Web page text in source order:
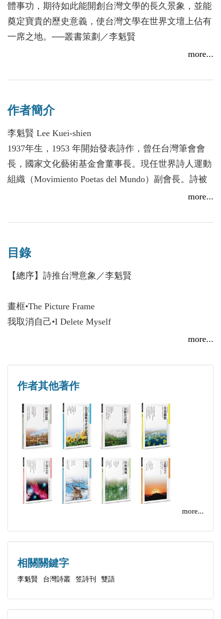
2018/01/12
來自海洋的祝福 國際詩人接力，以書寫為台灣喝采
狂賀！詩人李魁賢榮獲第二十屆國家文藝獎
「臺灣意象・文學先行」李魁賢捐贈展，看台灣詩人用
文字書寫土地
緊迫，且選用作品難免會有不週。因此，興起策畫
【台灣詩叢】雙語詩系的念頭。
對台灣詩的國際交流活動，當更加順利。
國際間名目不彰，台灣詩人能夠有機會在國際努力開
的整體事功，期待開創台灣文學的長久景象，才能奠
定寶貴的歷史意義，台灣文學終必在世界文壇上佔有
地位。
實際經驗也明顯印證，台灣詩人參與國際詩交流
活動，很受重視，帶出去的詩選集也深受歡迎，從近
出版外譯詩集的情況，大為增多，即可充分證明。
慨然接受【台灣詩叢】列入編輯計畫，對台灣詩的國
的雙語詩集出版，形成進軍國際的集結基地。
體事功，期待如此能開創台灣文學的長久景象，並能
奠定寶貴的歷史意義，使台灣文學在世界文壇上佔有
一席之地。──叢書策劃／李魁賢
魁賢繼2010年出版《黃昏時刻The Hour of Twilight》
精選1994年至2016年作品，部分英譯已獲選載入國外
刊印的詩選集，並有少數被譯為其他國家語文發表。
李魁賢詩的題材和風格多樣，大都以自然與現實互
喻，涵蓋台灣和世界現實的參照，也涉及特殊辯證運
用，展現李魁賢創作求新求變的多元風貌。
more...
作者簡介
李魁賢 Lee Kuei-shien
1937年生，1953 年開始發表詩作，曾任台灣筆會會
長，國家文化藝術基金會董事長。現任世界詩人運動
組織（Movimiento Poetas del Mundo）副會長。詩被
譯成各種語文在日、韓、加、紐、荷、西等二十餘國
翻譯五千首，獲吳濁流新詩獎、巫永福評論獎、賴和
院文化獎、吳三連獎文學獎、真理大學台灣文學家牛
津獎，另獲韓國、印度、蒙古、美國等頒予多項國際
more...
目錄
【總序】詩推台灣意象／李魁賢
畫框•The Picture Frame
我取消自己•I Delete Myself
存在的變異•The Variation of Existence
比較狗學•Comparative Cynology
狗在假寐•The Dog Takes a Nap
詩人的遺言•The Will of a Poet
存在或不存在•Existence or Non-existence
自焚•Self-burning
聽海•Listening to the Sea
達里奧的天空•The Sky of Dario
不同的自由•Freedoms in Difference
雖然•Although
看海的心事•The Mind Overlooking the Sea
隱藏的情意•Hidden Affection
虛實•Virtual and Real
more...
作者其他著作
more...
相關關鍵字
李魁賢 台灣詩叢 笠詩刊 雙語